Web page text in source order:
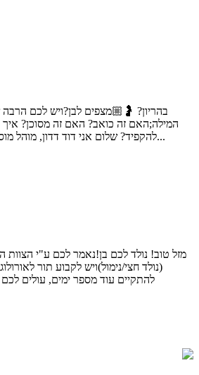
בהריון? 🤰🏼מצפים לבן?ויש לכם
המילה;האם זה כואב? האם זה מסוכן?
להקפיד? שלום אני דוד דדון, מוהל מוסמך, ומוהל במשרד הבטחון...
מזל טוב! נולד לכם בן!נאמר לכם ע"י הצוות
(נולד חצי/נימול)ויש לקבוע תור
להתקיים עוד מספר ימים, עולים